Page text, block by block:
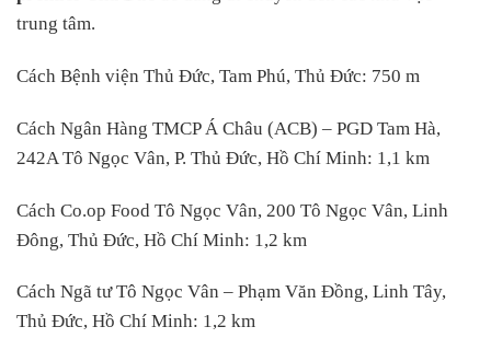
trung tâm.
Cách Bệnh viện Thủ Đức, Tam Phú, Thủ Đức: 750 m
Cách Ngân Hàng TMCP Á Châu (ACB) – PGD Tam Hà,
242A Tô Ngọc Vân, P. Thủ Đức, Hồ Chí Minh: 1,1 km
Cách Co.op Food Tô Ngọc Vân, 200 Tô Ngọc Vân, Linh
Đông, Thủ Đức, Hồ Chí Minh: 1,2 km
Cách Ngã tư Tô Ngọc Vân – Phạm Văn Đồng, Linh Tây,
Thủ Đức, Hồ Chí Minh: 1,2 km